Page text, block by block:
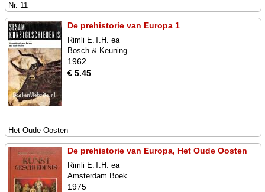
Nr. 11
De prehistorie van Europa 1
Rimli E.T.H. ea
Bosch & Keuning
1962
€ 5.45
Het Oude Oosten
De prehistorie van Europa, Het Oude Oosten
Rimli E.T.H. ea
Amsterdam Boek
1975